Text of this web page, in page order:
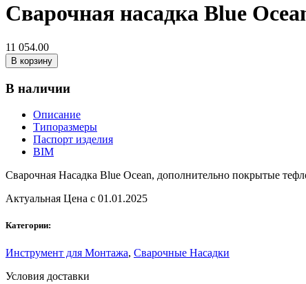
Сварочная насадка Blue
11 054.00
В корзину
В наличии
Описание
Типоразмеры
Паспорт изделия
BIM
Сварочная Насадка Blue Ocean, дополнительно покрытые
Актуальная Цена с 01.01.2025
Категории:
Инструмент для Монтажа, Сварочные Насадки
Условия доставки